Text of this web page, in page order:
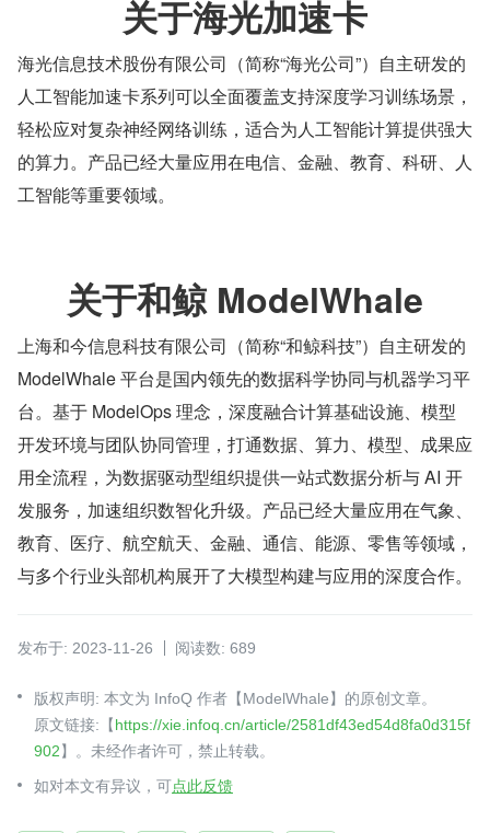
关于海光加速卡
海光信息技术股份有限公司（简称“海光公司”）自主研发的
人工智能加速卡系列可以全面覆盖支持深度学习训练场景，
轻松应对复杂神经网络训练，适合为人工智能计算提供强大
的算力。产品已经大量应用在电信、金融、教育、科研、人
工智能等重要领域。
关于和鲸 ModelWhale
上海和今信息科技有限公司（简称“和鲸科技”）自主研发的
ModelWhale 平台是国内领先的数据科学协同与机器学习平
台。基于 ModelOps 理念，深度融合计算基础设施、模型
开发环境与团队协同管理，打通数据、算力、模型、成果应
用全流程，为数据驱动型组织提供一站式数据分析与 AI 开
发服务，加速组织数智化升级。产品已经大量应用在气象、
教育、医疗、航空航天、金融、通信、能源、零售等领域，
与多个行业头部机构展开了大模型构建与应用的深度合作。
发布于: 2023-11-26 阅读数: 689
版权声明: 本文为 InfoQ 作者【ModelWhale】的原创文章。
原文链接:【https://xie.infoq.cn/article/2581df43ed54d8fa0d315f
902】。未经作者许可，禁止转载。
如对本文有异议，可点此反馈